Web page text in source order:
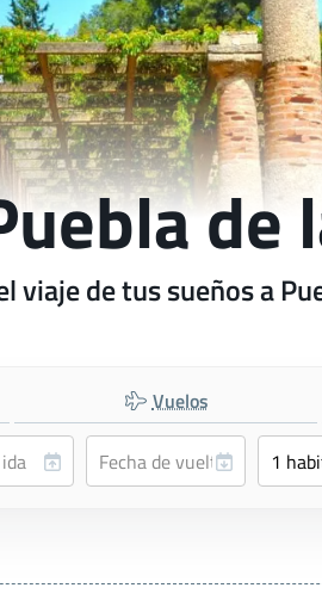
de
viaje de tus sueños a
Vuelos